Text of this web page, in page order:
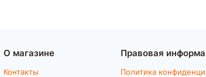
О магазине
Контакты
Правовая
Политика